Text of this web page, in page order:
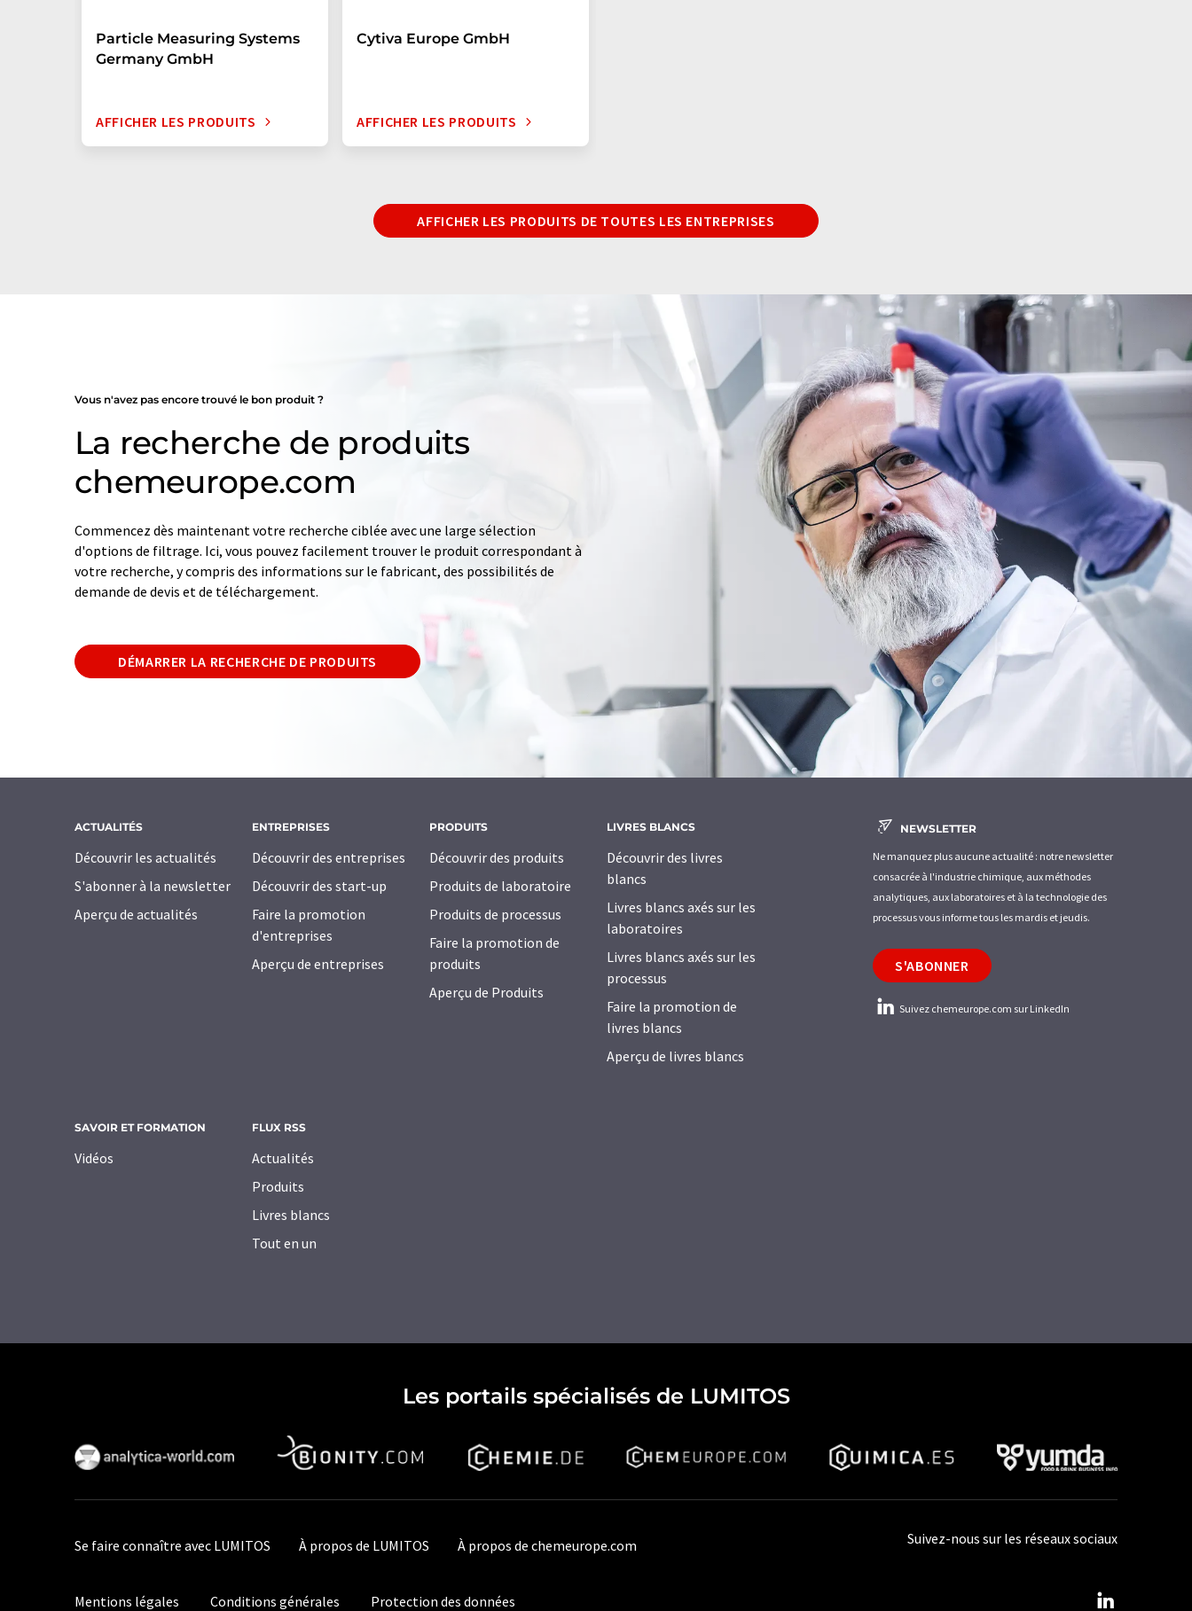
Particle Measuring Systems
Germany GmbH
AFFICHER LES PRODUITS
Cytiva Europe GmbH
AFFICHER LES PRODUITS
AFFICHER LES PRODUITS DE TOUTES LES ENTREPRISES
Vous n'avez pas encore trouvé le bon produit ?
La recherche de produits
chemeurope.com
Commencez dès maintenant votre recherche ciblée avec une large sélection
d'options de filtrage. Ici, vous pouvez facilement trouver le produit correspondant à
votre recherche, y compris des informations sur le fabricant, des possibilités de
demande de devis et de téléchargement.
DÉMARRER LA RECHERCHE DE PRODUITS
ACTUALITÉS
Découvrir les actualités
S'abonner à la newsletter
Aperçu de actualités
ENTREPRISES
Découvrir des entreprises
Découvrir des start-up
Faire la promotion
d'entreprises
Aperçu de entreprises
PRODUITS
Découvrir des produits
Produits de laboratoire
Produits de processus
Faire la promotion de
produits
Aperçu de Produits
LIVRES BLANCS
Découvrir des livres
blancs
Livres blancs axés sur les
laboratoires
Livres blancs axés sur les
processus
Faire la promotion de
livres blancs
Aperçu de livres blancs
SAVOIR ET FORMATION
Vidéos
FLUX RSS
Actualités
Produits
Livres blancs
Tout en un
NEWSLETTER
Ne manquez plus aucune actualité : notre newsletter
consacrée à l'industrie chimique, aux méthodes
analytiques, aux laboratoires et à la technologie des
processus vous informe tous les mardis et jeudis.
S'ABONNER
Suivez chemeurope.com sur LinkedIn
Les portails spécialisés de LUMITOS
Se faire connaître avec LUMITOS À propos de LUMITOS À propos de chemeurope.com
Mentions légales Conditions générales Protection des données
Suivez-nous sur les réseaux sociaux